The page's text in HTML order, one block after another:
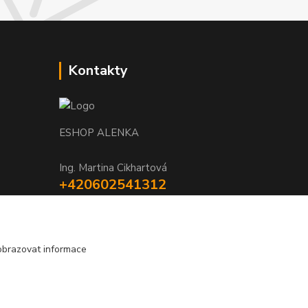
Kontakty
ESHOP ALENKA
Ing. Martina Cikhartová
+420602541312
informace